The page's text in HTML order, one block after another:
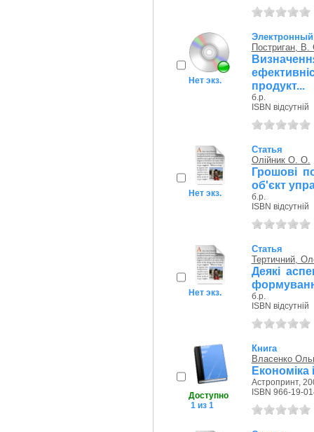
Нет экз.
Электронный
Постриган, В.
продукт...
б.р.
ISBN відсутній
Нет экз.
Статья
Олійник О. О.
Грошові
об'єкт
б.р.
ISBN відсутній
Нет экз.
Статья
Тертичний,
Деякі
б.р.
ISBN відсутній
Доступно
1 из 1
Книга
Власенко
Економіка
Астропринт,
ISBN 966-19-